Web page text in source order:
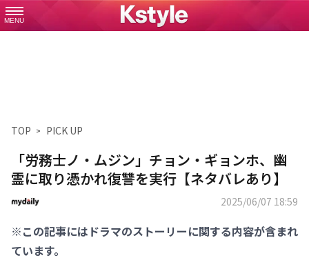
MENU
TOP PICK UP
「労務士ノ・ムジン」チョン・ギョンホ、幽
霊に取り憑かれ復讐を実行【ネタバレあり】
2025/06/07 18:59
※この記事にはドラマのストーリーに関する内容が含まれ
ています。